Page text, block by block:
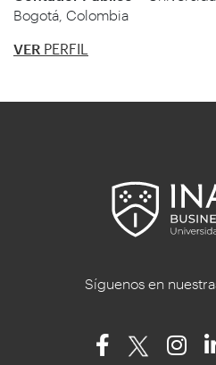
Bogotá, Colombia
VER PERFIL
Síguenos en